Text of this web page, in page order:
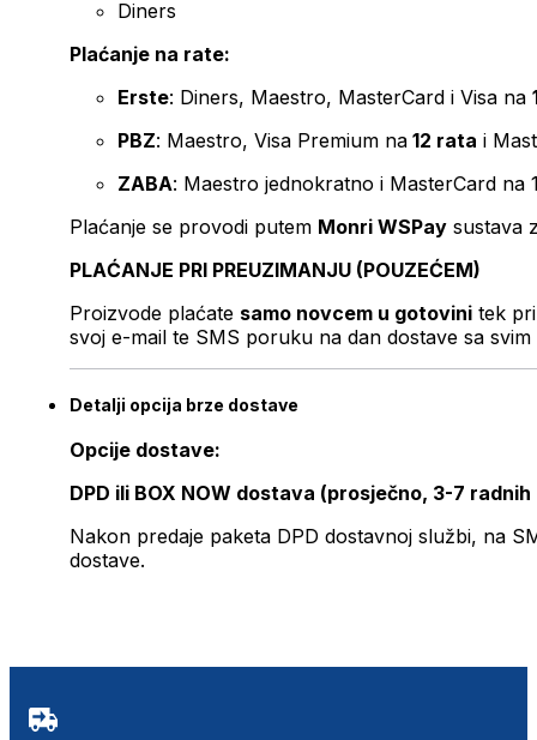
Diners
Plaćanje na rate:
Erste: Diners, Maestro, MasterCard i Visa na
PBZ: Maestro, Visa Premium na 12 rata i
ZABA: Maestro jednokratno i MasterCard na
Plaćanje se provodi putem Monri WSPay sustava
PLAĆANJE PRI PREUZIMANJU (POUZEĆEM)
Proizvode plaćate samo novcem u gotovini tek
svoj e-mail te SMS poruku na dan dostave sa svim
Detalji opcija brze dostave
Opcije dostave:
DPD ili BOX NOW dostava (prosječno, 3-7 radnih
Nakon predaje paketa DPD dostavnoj službi, na
dostave.